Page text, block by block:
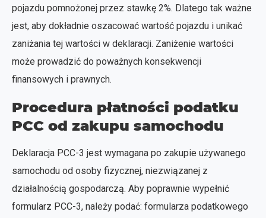
pojazdu pomnożonej przez stawkę 2%. Dlatego tak ważne
jest, aby dokładnie oszacować wartość pojazdu i unikać
zaniżania tej wartości w deklaracji. Zaniżenie wartości
może prowadzić do poważnych konsekwencji
finansowych i prawnych.
Procedura płatności podatku
PCC od zakupu samochodu
Deklaracja PCC-3 jest wymagana po zakupie używanego
samochodu od osoby fizycznej, niezwiązanej z
działalnością gospodarczą. Aby poprawnie wypełnić
formularz PCC-3, należy podać: formularza podatkowego